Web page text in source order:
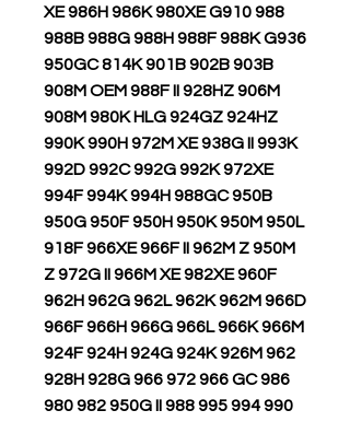
988 XE 986H 986K 980XE G910
988B 988G 988H 988F 988K G936
950GC 814K 901B 902B 903B
908M OEM 988F II 928HZ 906M
908M 980K HLG 924GZ 924HZ
990K 990H 972M XE 938G II 993K
992D 992C 992G 992K 972XE
994F 994K 994H 988GC 950B
950G 950F 950H 950K 950M 950L
918F 966XE 966F II 962M Z 950M
Z 972G II 966M XE 982XE 960F
962H 962G 962L 962K 962M 966D
966F 966H 966G 966L 966K 966M
924F 924H 924G 924K 926M 962
928H 928G 966 972 966 GC 986
980 982 950G II 988 995 994 990